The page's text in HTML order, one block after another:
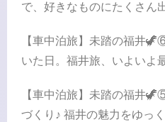
で、好きなものにたくさん
【車中泊旅】未踏の福井
いた日。福井旅、いよいよ
【車中泊旅】未踏の福井
づくり♪ 福井の魅力をゆっ